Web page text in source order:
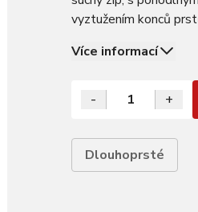
vyztužením konců
Více informací
- +
Dlouhoprsté